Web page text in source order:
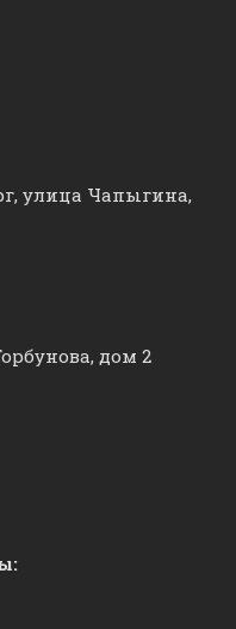
улица Чапыгина,
дом 2